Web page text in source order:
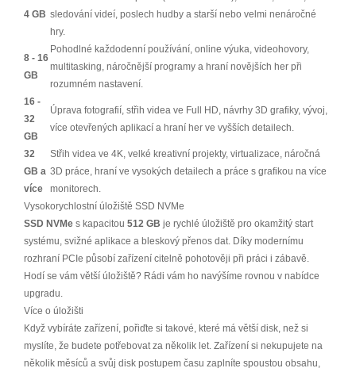
4 GB sledování videí, poslech hudby a starší nebo velmi nenáročné
hry.
8 - 16
GB
Pohodlné každodenní používání, online výuka, videohovory,
multitasking, náročnější programy a hraní novějších her při
rozumném nastavení.
16 -
32
GB
Úprava fotografií, střih videa ve Full HD, návrhy 3D grafiky, vývoj,
více otevřených aplikací a hraní her ve vyšších detailech.
32
GB a
více
Střih videa ve 4K, velké kreativní projekty, virtualizace, náročná
3D práce, hraní ve vysokých detailech a práce s grafikou na více
monitorech.
Vysokorychlostní úložiště SSD NVMe
SSD NVMe s kapacitou 512 GB je rychlé úložiště pro okamžitý start
systému, svižné aplikace a bleskový přenos dat. Díky modernímu
rozhraní PCIe působí zařízení citelně pohotověji při práci i zábavě.
Hodí se vám větší úložiště? Rádi vám ho navýšíme rovnou v nabídce
upgradu.
Více o úložišti
Když vybíráte zařízení, pořiďte si takové, které má větší disk, než si
myslíte, že budete potřebovat za několik let. Zařízení si nekupujete na
několik měsíců a svůj disk postupem času zaplníte spoustou obsahu,